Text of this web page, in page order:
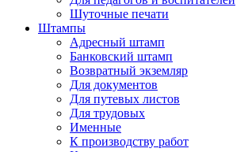
Шуточные печати
Штампы
Адресный штамп
Банковский штамп
Возвратный экземляр
Для документов
Для путевых листов
Для трудовых
Именные
К производству работ